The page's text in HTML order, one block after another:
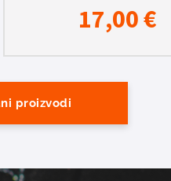
17,00€
proizvodi